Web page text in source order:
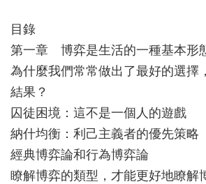
目錄
第一章 博弈是生活的一種基本形
為什麼我們常常做出了最好的選擇
結果？
囚徒困境：這不是一個人的遊戲
納什均衡：利己主義者的優先策略
經典博弈論和行為博弈論
瞭解博弈的類型，才能更好地瞭解